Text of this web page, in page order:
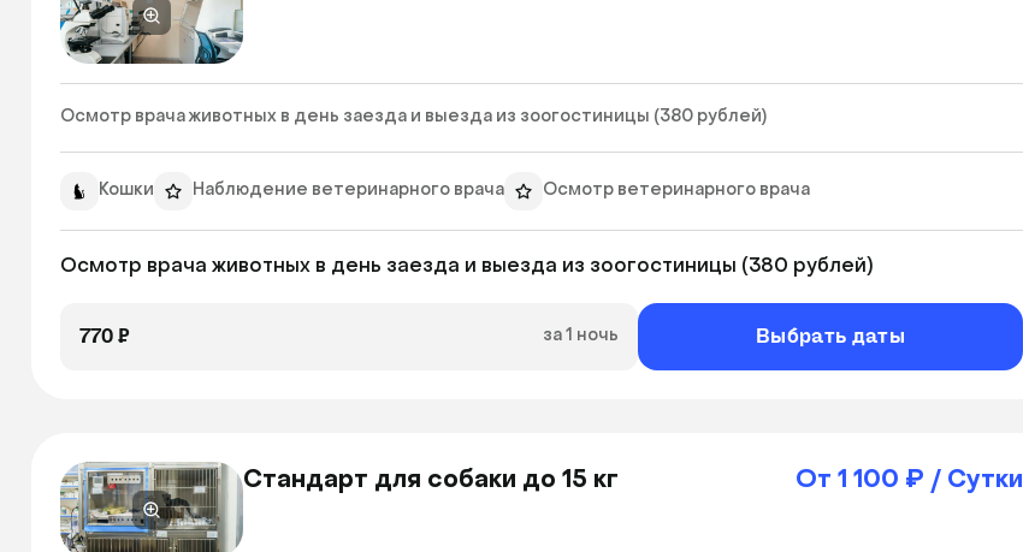
Осмотр врача животных в день заезда и выезда из зоогостиницы (380 рублей)
Кошки Наблюдение ветеринарного врача Осмотр ветеринарного врача
Осмотр врача животных в день заезда и выезда из зоогостиницы (380 рублей)
770 ₽ за 1 ночь Выбрать даты
Стандарт для собаки до 15 кг От 1 100 ₽ / Сутки